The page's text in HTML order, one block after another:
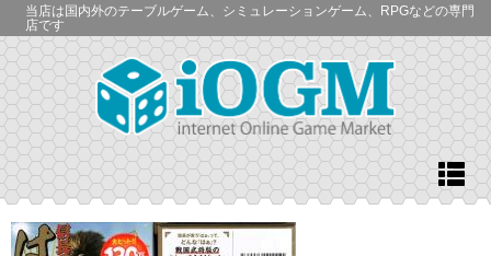
当店は国内外のテーブルゲーム、シミュレーションゲーム、RPGなどの専門
店です